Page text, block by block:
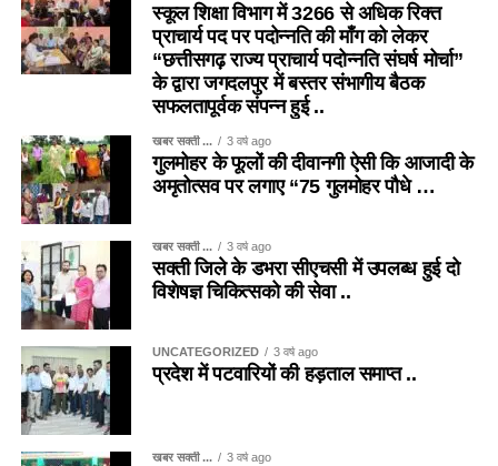
स्कूल शिक्षा विभाग में 3266 से अधिक रिक्त
प्राचार्य पद पर पदोन्नति की माँग को लेकर
“छत्तीसगढ़ राज्य प्राचार्य पदोन्नति संघर्ष मोर्चा”
के द्वारा जगदलपुर में बस्तर संभागीय बैठक
सफलतापूर्वक संपन्न हुई ..
खबर सक्ती ... 3 वर्ष ago
गुलमोहर के फूलों की दीवानगी ऐसी कि आजादी के
अमृतोत्सव पर लगाए “75 गुलमोहर पौधे …
खबर सक्ती ... 3 वर्ष ago
सक्ती जिले के डभरा सीएचसी में उपलब्ध हुई दो
विशेषज्ञ चिकित्सको की सेवा ..
UNCATEGORIZED 3 वर्ष ago
प्रदेश में पटवारियों की हड़ताल समाप्त ..
खबर सक्ती ... 3 वर्ष ago